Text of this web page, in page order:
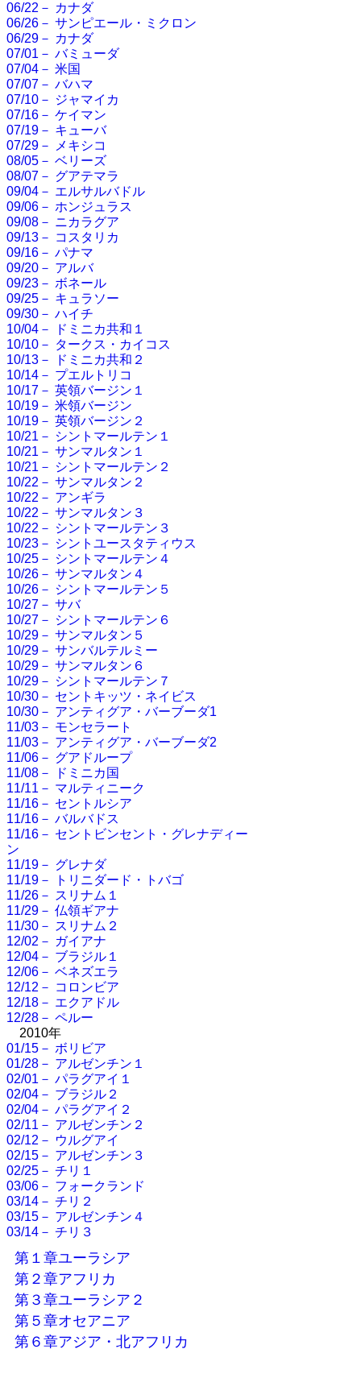
06/22－ カナダ
06/26－ サンピエール・ミクロン
06/29－ カナダ
07/01－ バミューダ
07/04－ 米国
07/07－ バハマ
07/10－ ジャマイカ
07/16－ ケイマン
07/19－ キューバ
07/29－ メキシコ
08/05－ ベリーズ
08/07－ グアテマラ
09/04－ エルサルバドル
09/06－ ホンジュラス
09/08－ ニカラグア
09/13－ コスタリカ
09/16－ パナマ
09/20－ アルバ
09/23－ ボネール
09/25－ キュラソー
09/30－ ハイチ
10/04－ ドミニカ共和１
10/10－ タークス・カイコス
10/13－ ドミニカ共和２
10/14－ プエルトリコ
10/17－ 英領バージン１
10/19－ 米領バージン
10/19－ 英領バージン２
10/21－ シントマールテン１
10/21－ サンマルタン１
10/21－ シントマールテン２
10/22－ サンマルタン２
10/22－ アンギラ
10/22－ サンマルタン３
10/22－ シントマールテン３
10/23－ シントユースタティウス
10/25－ シントマールテン４
10/26－ サンマルタン４
10/26－ シントマールテン５
10/27－ サバ
10/27－ シントマールテン６
10/29－ サンマルタン５
10/29－ サンバルテルミー
10/29－ サンマルタン６
10/29－ シントマールテン７
10/30－ セントキッツ・ネイビス
10/30－ アンティグア・バーブーダ1
11/03－ モンセラート
11/03－ アンティグア・バーブーダ2
11/06－ グアドループ
11/08－ ドミニカ国
11/11－ マルティニーク
11/16－ セントルシア
11/16－ バルバドス
11/16－ セントビンセント・グレナディー
ン
11/19－ グレナダ
11/19－ トリニダード・トバゴ
11/26－ スリナム１
11/29－ 仏領ギアナ
11/30－ スリナム２
12/02－ ガイアナ
12/04－ ブラジル１
12/06－ ベネズエラ
12/12－ コロンビア
12/18－ エクアドル
12/28－ ペルー
2010年
01/15－ ボリビア
01/28－ アルゼンチン１
02/01－ パラグアイ１
02/04－ ブラジル２
02/04－ パラグアイ２
02/11－ アルゼンチン２
02/12－ ウルグアイ
02/15－ アルゼンチン３
02/25－ チリ１
03/06－ フォークランド
03/14－ チリ２
03/15－ アルゼンチン４
03/14－ チリ３
第１章ユーラシア
第２章アフリカ
第３章ユーラシア２
第５章オセアニア
第６章アジア・北アフリカ